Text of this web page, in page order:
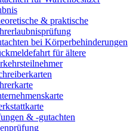
& praktische
bei Körperbehinderungen
für ältere
& -gutachten